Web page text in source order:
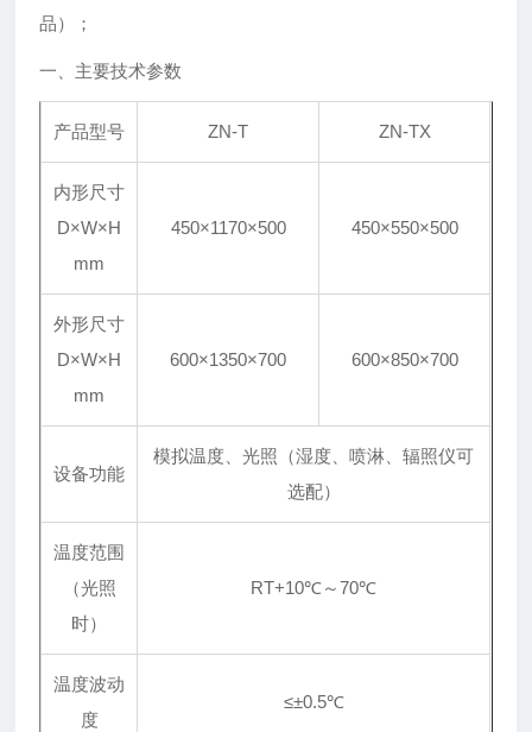
品）；
一、主要技术参数
产品型号 ZN-T ZN-TX
内形尺寸
D×W×H
mm
450×1170×500 450×550×500
外形尺寸
D×W×H
mm
600×1350×700 600×850×700
设备功能
模拟温度、光照（湿度、喷淋、辐照仪可
选配）
温度范围
（光照
时）
RT+10℃～70℃
温度波动
度
≤±0.5℃